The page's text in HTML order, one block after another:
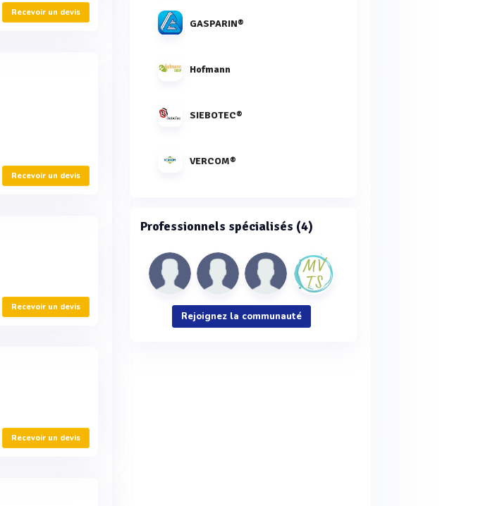
Recevoir un devis
Recevoir un devis
Recevoir un devis
Recevoir un devis
GASPARIN®
Hofmann
SIEBOTEC®
VERCOM®
Professionnels spécialisés (4)
Rejoignez la communauté